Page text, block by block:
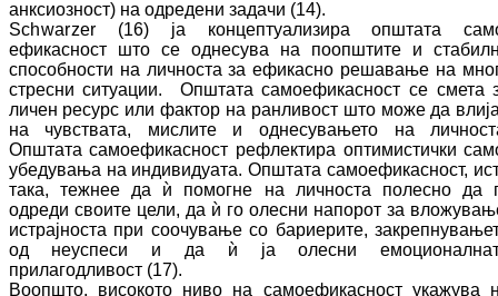
анксиозност) на од­ре­де­ни задачи (14).
Schwarzer (16) ја концептуализира општата
ефикасност што се однесува на пооп­шти­те и
способности на личноста за ефикасно решавање на
стресни си­туа­ции. Општата самоефикасност се смета
личен ресурс или фактор на ранливост што може да
на чувствата, мислите и од­не­сувањето на
Општата са­мо­ефи­касност рефлектира оптимистички
убе­ду­вања на индивидуата. Општата са­мо­ефи­касност,
така, тежнее да ѝ помогне на личноста полесно да
одреди своите це­ли, да ѝ го олесни напорот за
ис­трај­носта при соочување со бариерите,
од неуспеси и да ѝ ја олесни
прилагодливост (17).
Воопшто, високото ниво на самоефикасност ука­жу­ва